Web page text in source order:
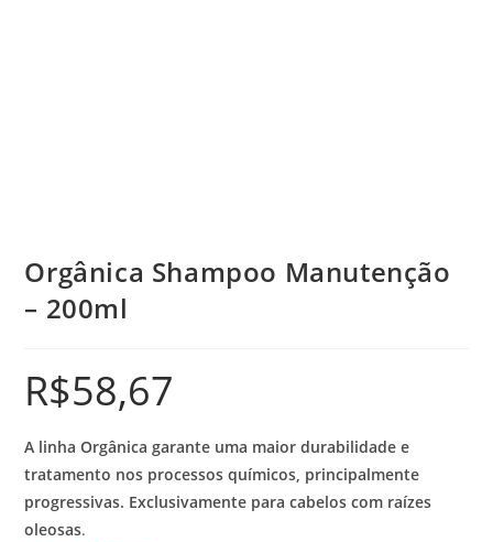
Orgânica Shampoo Manutenção
– 200ml
R$58,67
A linha Orgânica garante uma maior durabilidade e
tratamento nos processos químicos, principalmente
progressivas. Exclusivamente para cabelos com raízes
oleosas.